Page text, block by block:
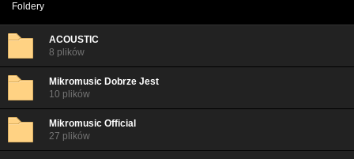
Foldery
ACOUSTIC
8 plików
Mikromusic Dobrze Jest
10 plików
Mikromusic Official
27 plików